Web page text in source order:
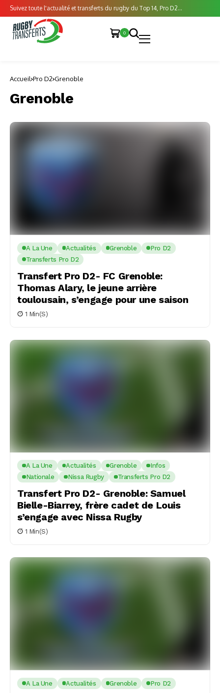
Suivez toute l'actualité et transferts du rugby du Top 14, Pro D2...
0
Accueil Pro D2 Grenoble
Grenoble
A La Une Actualités Grenoble
Pro D2
Transferts Pro D2
Transfert Pro D2- FC Grenoble:
Thomas Alary, le jeune arrière
toulousain, s’engage pour une saison
1 Min(s)
A La Une Actualités Grenoble
Infos
Nationale
Nissa Rugby Transferts Pro D2
Transfert Pro D2- Grenoble: Samuel
Bielle-Biarrey, frère cadet de Louis
s’engage avec Nissa Rugby
1 Min(s)
A La Une Actualités Grenoble Pro D2